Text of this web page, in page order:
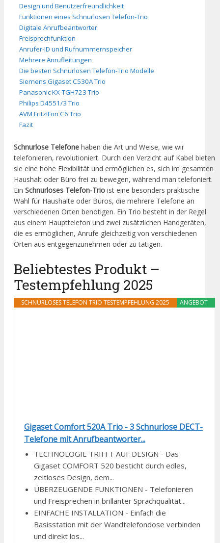
Design und Benutzerfreundlichkeit
Funktionen eines Schnurlosen Telefon-Trio
Digitale Anrufbeantworter
Freisprechfunktion
Anrufer-ID und Rufnummernspeicher
Mehrere Anrufleitungen
Die besten Schnurlosen Telefon-Trio Modelle
Siemens Gigaset C530A Trio
Panasonic KX-TGH723 Trio
Philips D4551/3 Trio
AVM Fritz!Fon C6 Trio
Fazit
Schnurlose Telefone haben die Art und Weise, wie wir
telefonieren, revolutioniert. Durch den Verzicht auf Kabel bieten
sie eine hohe Flexibilität und ermöglichen es, sich im gesamten
Haushalt oder Büro frei zu bewegen, während man telefoniert.
Ein Schnurloses Telefon-Trio ist eine besonders praktische
Wahl für Haushalte oder Büros, die mehrere Telefone an
verschiedenen Orten benötigen. Ein Trio besteht in der Regel
aus einem Haupttelefon und zwei zusätzlichen Handgeräten,
die es ermöglichen, Anrufe gleichzeitig von verschiedenen
Orten aus entgegenzunehmen oder zu tätigen.
Beliebtestes Produkt –
Testempfehlung 2025
ANGEBOT
SCHNURLOSES TELEFON TRIO TESTEMPFEHLUNG 2025
Gigaset Comfort 520A Trio - 3 Schnurlose DECT-
Telefone mit Anrufbeantworter...
TECHNOLOGIE TRIFFT AUF DESIGN - Das
Gigaset COMFORT 520 besticht durch edles,
zeitloses Design, dem...
ÜBERZEUGENDE FUNKTIONEN - Telefonieren
und Freisprechen in brillanter Sprachqualität...
EINFACHE INSTALLATION - Einfach die
Basisstation mit der Wandtelefondose verbinden
und direkt los...